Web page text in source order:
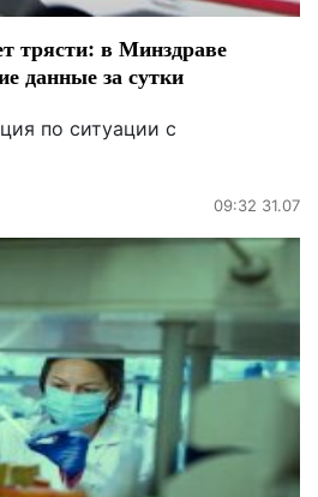
трясти: в Минздраве
данные за сутки
по ситуации с
09:32 31.07